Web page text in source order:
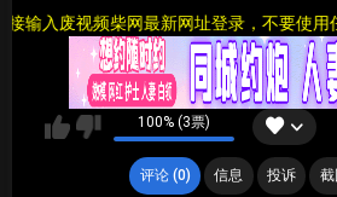
入废视频柴网最新网址登录，不要使用任
100% (3票)
评论 (0) 信息 投诉 截